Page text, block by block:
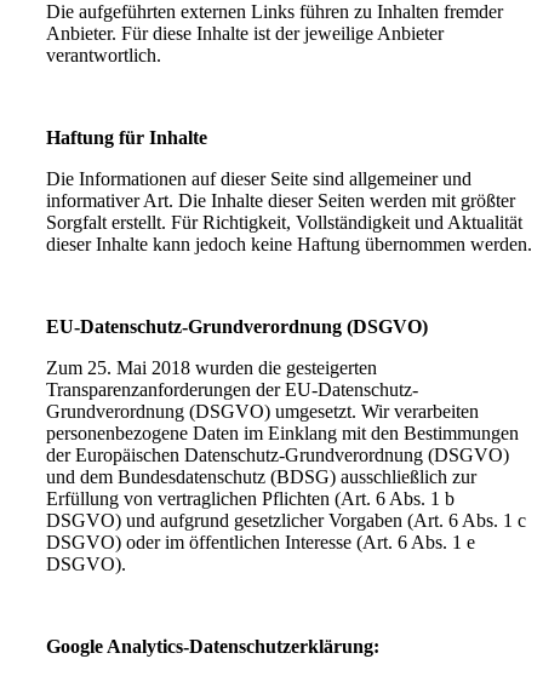
Die aufgeführten externen Links führen zu Inhalten fremder
Anbieter. Für diese Inhalte ist der jeweilige Anbieter
verantwortlich.
Haftung für Inhalte
Die Informationen auf dieser Seite sind allgemeiner und
informativer Art. Die Inhalte dieser Seiten werden mit größter
Sorgfalt erstellt. Für Richtigkeit, Vollständigkeit und Aktualität
dieser Inhalte kann jedoch keine Haftung übernommen werden.
EU-Datenschutz-Grundverordnung (DSGVO)
Zum 25. Mai 2018 wurden die gesteigerten
Transparenzanforderungen der EU-Datenschutz-
Grundverordnung (DSGVO) umgesetzt. Wir verarbeiten
personenbezogene Daten im Einklang mit den Bestimmungen
der Europäischen Datenschutz-Grundverordnung (DSGVO)
und dem Bundesdatenschutz (BDSG) ausschließlich zur
Erfüllung von vertraglichen Pflichten (Art. 6 Abs. 1 b
DSGVO) und aufgrund gesetzlicher Vorgaben (Art. 6 Abs. 1 c
DSGVO) oder im öffentlichen Interesse (Art. 6 Abs. 1 e
DSGVO).
Google Analytics-Datenschutzerklärung: